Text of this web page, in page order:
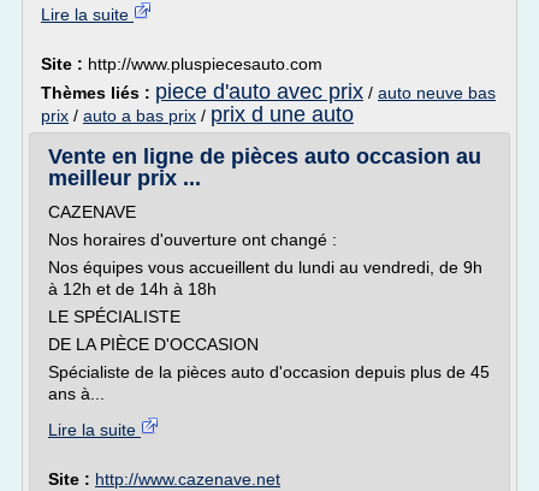
Lire la suite
Site : http://www.pluspiecesauto.com
Thèmes liés : piece d'auto avec prix / auto neuve bas
prix / auto a bas prix / prix d une auto
Vente en ligne de pièces auto occasion au
meilleur prix ...
CAZENAVE
Nos horaires d'ouverture ont changé :
Nos équipes vous accueillent du lundi au vendredi, de 9h
à 12h et de 14h à 18h
LE SPÉCIALISTE
DE LA PIÈCE D'OCCASION
Spécialiste de la pièces auto d'occasion depuis plus de 45
ans à...
Lire la suite
Site : http://www.cazenave.net